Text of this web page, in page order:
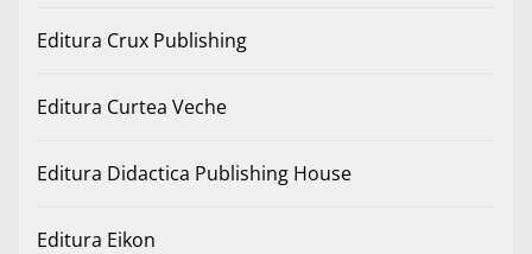
Editura Crux Publishing
Editura Curtea Veche
Editura Didactica Publishing House
Editura Eikon